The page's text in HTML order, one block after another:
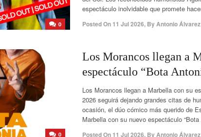
0
espectáculo inolvidable que promete
Posted On 11 Jul 2026, ByAntonio Álvarez
0
Los Morancos llegan a
espectáculo “Bota
Los Morancos llegan a Marbella con su
2026 seguirá dejando grandes citas de
ocasión, el dúo cómico más querido de
Marbella con su nuevo espectáculo
Posted On 11 Jul 2026, ByAntonio Álvarez